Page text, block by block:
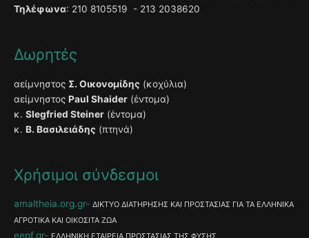
Τηλέφωνα: 210 8105519 - 213 2038620
Δωρητές
αείμνηστος Σ. Οικονομίδης (κοχύλια)
αείμνηστος Paul Shaider (έντομα)
κ. Slegfried Steiner (έντομα)
κ. Β. Βασιλειάδης (πτηνά)
Χρήσιμοι σύνδεσμοι
amaltheia.org.gr
ΔΙΚΤΥΟ ΔΙΑΤΗΡΗΣΗΣ ΚΑΙ ΠΡΟΣΤΑΣΙΑΣ ΓΙΑ ΤΑ ΕΛΛΗΝΙΚΑ
ΑΓΡΟΤΙΚΑ ΚΑΙ ΟΙΚΟΣΙΤΑ ΖΩΑ
eepf.gr